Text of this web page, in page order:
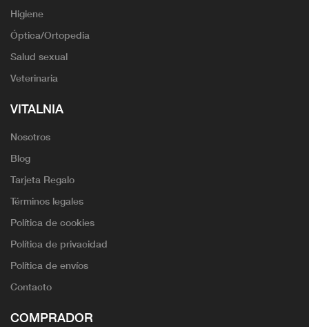
Higiene
Óptica/Ortopedia
Salud sexual
Veterinaria
VITALNIA
Nosotros
Blog
Tarjeta Regalo
Términos legales
Política de cookies
Política de privacidad
Política de envíos
Contacto
COMPRADOR